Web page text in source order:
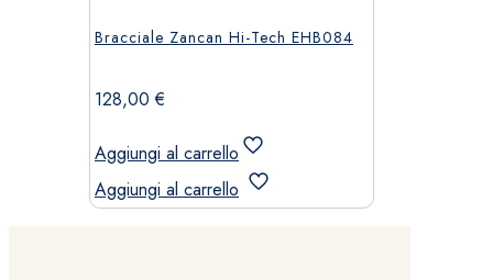
Bracciale Zancan Hi-Tech EHB084
128,00€
Aggiungi al carrello
Aggiungi al carrello